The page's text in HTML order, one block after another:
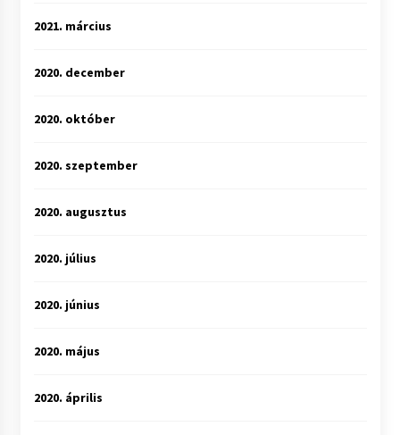
2021. március
2020. december
2020. október
2020. szeptember
2020. augusztus
2020. július
2020. június
2020. május
2020. április